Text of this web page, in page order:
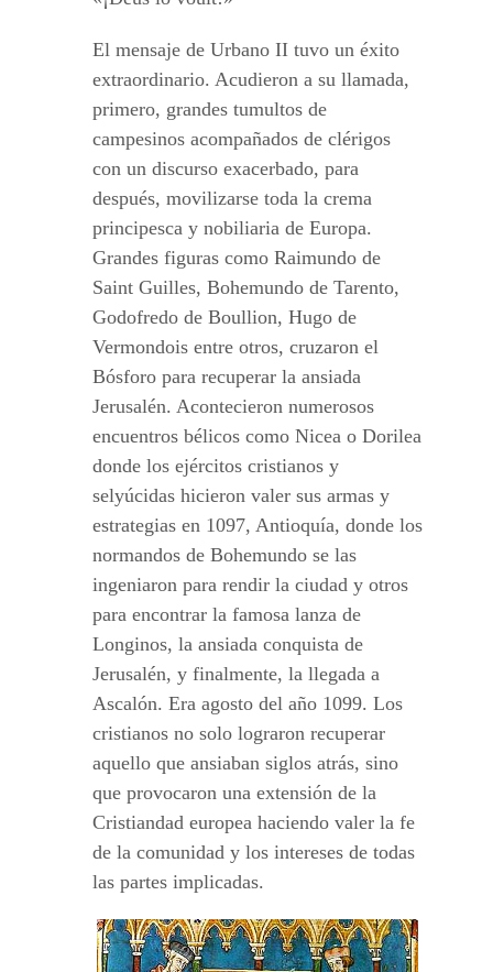
El mensaje de Urbano II tuvo un éxito
extraordinario. Acudieron a su llamada,
primero, grandes tumultos de
campesinos acompañados de clérigos
con un discurso exacerbado, para
después, movilizarse toda la crema
principesca y nobiliaria de Europa.
Grandes figuras como Raimundo de
Saint Guilles, Bohemundo de Tarento,
Godofredo de Boullion, Hugo de
Vermondois entre otros, cruzaron el
Bósforo para recuperar la ansiada
Jerusalén. Acontecieron numerosos
encuentros bélicos como Nicea o Dorilea
donde los ejércitos cristianos y
selyúcidas hicieron valer sus armas y
estrategias en 1097, Antioquía, donde los
normandos de Bohemundo se las
ingeniaron para rendir la ciudad y otros
para encontrar la famosa lanza de
Longinos, la ansiada conquista de
Jerusalén, y finalmente, la llegada a
Ascalón. Era agosto del año 1099. Los
cristianos no solo lograron recuperar
aquello que ansiaban siglos atrás, sino
que provocaron una extensión de la
Cristiandad europea haciendo valer la fe
de la comunidad y los intereses de todas
las partes implicadas.